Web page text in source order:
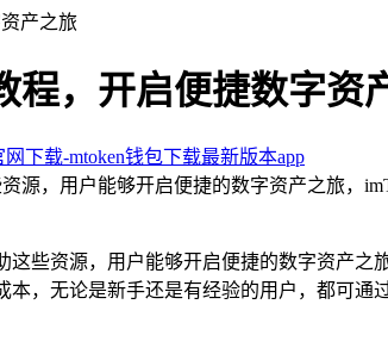
产之旅
程，开启便捷数字资
下载-mtoken钱包下载最新版本app
源，用户能够开启便捷的数字资产之旅，
些资源，用户能够开启便捷的数字资产之
，无论是新手还是有经验的用户，都可